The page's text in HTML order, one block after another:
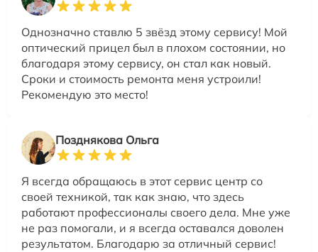
Однозначно ставлю 5 звёзд этому сервису! Мой
оптический прицел был в плохом состоянии, но
благодаря этому сервису, он стал как новый.
Сроки и стоимость ремонта меня устроили!
Рекомендую это место!
Позднякова Ольга
Я всегда обращаюсь в этот сервис центр со
своей техникой, так как знаю, что здесь
работают профессионалы своего дела. Мне уже
не раз помогали, и я всегда оставался доволен
результатом. Благодарю за отличный сервис!